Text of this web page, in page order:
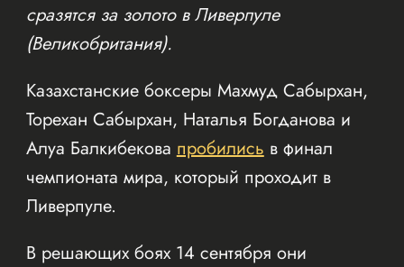
сразятся за золото в Ливерпуле
(Великобритания).
Казахстанские боксеры Махмуд Сабырхан,
Торехан Сабырхан, Наталья Богданова и
Алуа Балкибекова пробились в финал
чемпионата мира, который проходит в
Ливерпуле.
В решающих боях 14 сентября они